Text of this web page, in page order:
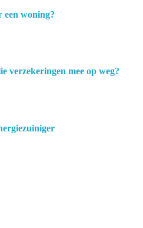
een woning?
verzekeringen mee op weg?